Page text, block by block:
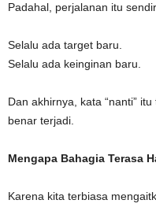
Padahal, perjalanan itu
Selalu ada target baru.
Selalu ada keinginan baru.
Dan akhirnya, kata “nanti”
benar terjadi.
Mengapa Bahagia Terasa
Karena kita terbiasa